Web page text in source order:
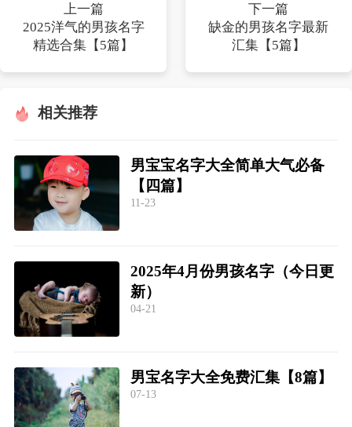
上一篇
2025洋气的男孩名字
精选合集【5篇】
下一篇
缺金的男孩名字最新
汇集【5篇】
相关推荐
男宝宝名字大全简单大气必备
【四篇】
11-23
2025年4月份男孩名字（今日更
新）
04-21
男宝名字大全免费汇集【8篇】
07-13